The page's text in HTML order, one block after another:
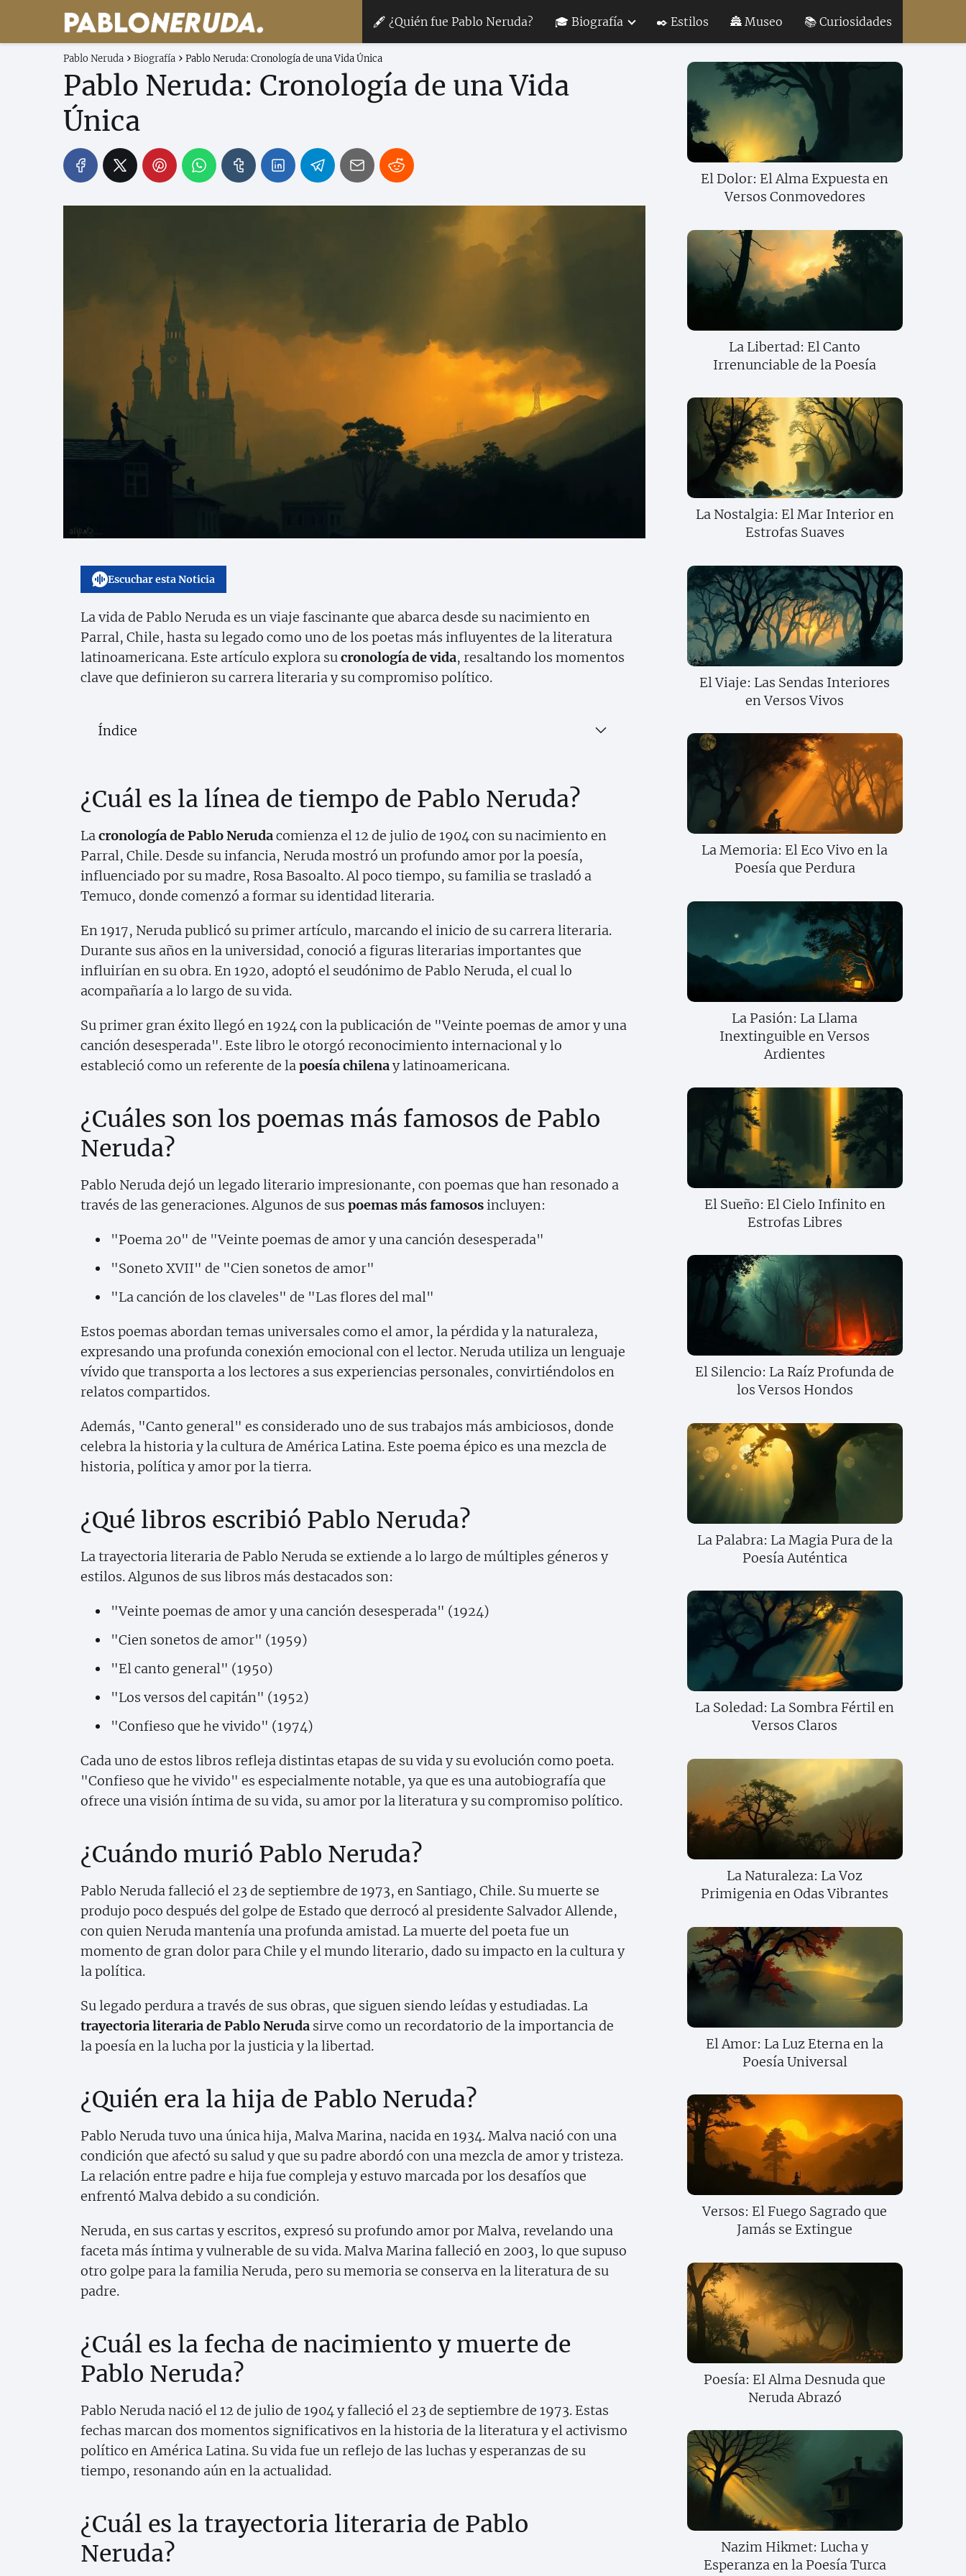
🖋 ¿Quién fue Pablo Neruda? 🎓 Biografía ✒️ Estilos 🏯 Museo 📚 Curiosidades
Pablo Neruda Biografía Pablo Neruda: Cronología de una Vida Única
Pablo Neruda: Cronología de una Vida
Única
Escuchar esta Noticia
La vida de Pablo Neruda es un viaje fascinante que abarca desde su nacimiento en
Parral, Chile, hasta su legado como uno de los poetas más influyentes de la literatura
latinoamericana. Este artículo explora su cronología de vida, resaltando los momentos
clave que definieron su carrera literaria y su compromiso político.
Índice
¿Cuál es la línea de tiempo de Pablo Neruda?
La cronología de Pablo Nerudacomienza el 12 de julio de 1904 con su nacimiento en
Parral, Chile. Desde su infancia, Neruda mostró un profundo amor por la poesía,
influenciado por su madre, Rosa Basoalto. Al poco tiempo, su familia se trasladó a
Temuco, donde comenzó a formar su identidad literaria.
En 1917, Neruda publicó su primer artículo, marcando el inicio de su carrera literaria.
Durante sus años en la universidad, conoció a figuras literarias importantes que
influirían en su obra. En 1920, adoptó el seudónimo de Pablo Neruda, el cual lo
acompañaría a lo largo de su vida.
Su primer gran éxito llegó en 1924 con la publicación de "Veinte poemas de amor y una
canción desesperada". Este libro le otorgó reconocimiento internacional y lo
estableció como un referente de la poesía chilenay latinoamericana.
¿Cuáles son los poemas más famosos de Pablo
Neruda?
Pablo Neruda dejó un legado literario impresionante, con poemas que han resonado a
través de las generaciones. Algunos de sus poemas más famosos incluyen:
"Poema 20" de "Veinte poemas de amor y una canción desesperada"
"Soneto XVII" de "Cien sonetos de amor"
"La canción de los claveles" de "Las flores del mal"
Estos poemas abordan temas universales como el amor, la pérdida y la naturaleza,
expresando una profunda conexión emocional con el lector. Neruda utiliza un lenguaje
vívido que transporta a los lectores a sus experiencias personales, convirtiéndolos en
relatos compartidos.
Además, "Canto general" es considerado uno de sus trabajos más ambiciosos, donde
celebra la historia y la cultura de América Latina. Este poema épico es una mezcla de
historia, política y amor por la tierra.
¿Qué libros escribió Pablo Neruda?
La trayectoria literaria de Pablo Neruda se extiende a lo largo de múltiples géneros y
estilos. Algunos de sus libros más destacados son:
"Veinte poemas de amor y una canción desesperada" (1924)
"Cien sonetos de amor" (1959)
"El canto general" (1950)
"Los versos del capitán" (1952)
"Confieso que he vivido" (1974)
Cada uno de estos libros refleja distintas etapas de su vida y su evolución como poeta.
"Confieso que he vivido" es especialmente notable, ya que es una autobiografía que
ofrece una visión íntima de su vida, su amor por la literatura y su compromiso político.
¿Cuándo murió Pablo Neruda?
Pablo Neruda falleció el 23 de septiembre de 1973, en Santiago, Chile. Su muerte se
produjo poco después del golpe de Estado que derrocó al presidente Salvador Allende,
con quien Neruda mantenía una profunda amistad. La muerte del poeta fue un
momento de gran dolor para Chile y el mundo literario, dado su impacto en la cultura y
la política.
Su legado perdura a través de sus obras, que siguen siendo leídas y estudiadas. La
trayectoria literaria de Pablo Neruda sirve como un recordatorio de la importancia de
la poesía en la lucha por la justicia y la libertad.
¿Quién era la hija de Pablo Neruda?
Pablo Neruda tuvo una única hija, Malva Marina, nacida en 1934. Malva nació con una
condición que afectó su salud y que su padre abordó con una mezcla de amor y tristeza.
La relación entre padre e hija fue compleja y estuvo marcada por los desafíos que
enfrentó Malva debido a su condición.
Neruda, en sus cartas y escritos, expresó su profundo amor por Malva, revelando una
faceta más íntima y vulnerable de su vida. Malva Marina falleció en 2003, lo que supuso
otro golpe para la familia Neruda, pero su memoria se conserva en la literatura de su
padre.
¿Cuál es la fecha de nacimiento y muerte de
Pablo Neruda?
Pablo Neruda nació el 12 de julio de 1904 y falleció el 23 de septiembre de 1973. Estas
fechas marcan dos momentos significativos en la historia de la literatura y el activismo
político en América Latina. Su vida fue un reflejo de las luchas y esperanzas de su
tiempo, resonando aún en la actualidad.
¿Cuál es la trayectoria literaria de Pablo
Neruda?
El Dolor: El Alma Expuesta en
Versos Conmovedores
La Libertad: El Canto
Irrenunciable de la Poesía
La Nostalgia: El Mar Interior en
Estrofas Suaves
El Viaje: Las Sendas Interiores
en Versos Vivos
La Memoria: El Eco Vivo en la
Poesía que Perdura
La Pasión: La Llama
Inextinguible en Versos
Ardientes
El Sueño: El Cielo Infinito en
Estrofas Libres
El Silencio: La Raíz Profunda de
los Versos Hondos
La Palabra: La Magia Pura de la
Poesía Auténtica
La Soledad: La Sombra Fértil en
Versos Claros
La Naturaleza: La Voz
Primigenia en Odas Vibrantes
El Amor: La Luz Eterna en la
Poesía Universal
Versos: El Fuego Sagrado que
Jamás se Extingue
Poesía: El Alma Desnuda que
Neruda Abrazó
Nazim Hikmet: Lucha y
Esperanza en la Poesía Turca